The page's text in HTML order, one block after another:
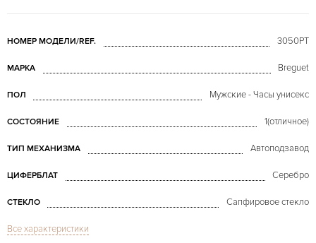
НОМЕР МОДЕЛИ/REF. 3050PT
МАРКА Breguet
ПОЛ Мужские - Часы унисекс
СОСТОЯНИЕ 1(отличное)
ТИП МЕХАНИЗМА Автоподзавод
ЦИФЕРБЛАТ Серебро
СТЕКЛО Сапфировое стекло
ФУНКЦИИ
Вечный календарь, Дата, Индикатор дней недели, Индикатор месяца,
Все характеристики